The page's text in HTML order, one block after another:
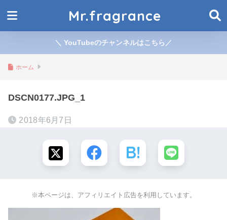
Mr.fragrance
＼ YouTubeのチャンネルはこちら／
ホーム
DSCN0177.JPG_1
2018年6月7日
※本ページは、アフィリエイト広告を利用しています。